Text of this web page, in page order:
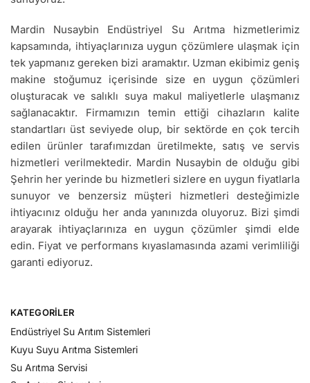
Mardin Nusaybin Endüstriyel Su Arıtma hizmetlerimiz
kapsamında, ihtiyaçlarınıza uygun çözümlere ulaşmak için
tek yapmanız gereken bizi aramaktır. Uzman ekibimiz geniş
makine stoğumuz içerisinde size en uygun çözümleri
oluşturacak ve salıklı suya makul maliyetlerle ulaşmanız
sağlanacaktır. Firmamızın temin ettiği cihazların kalite
standartları üst seviyede olup, bir sektörde en çok tercih
edilen ürünler tarafımızdan üretilmekte, satış ve servis
hizmetleri verilmektedir. Mardin Nusaybin de olduğu gibi
Şehrin her yerinde bu hizmetleri sizlere en uygun fiyatlarla
sunuyor ve benzersiz müşteri hizmetleri desteğimizle
ihtiyacınız olduğu her anda yanınızda oluyoruz. Bizi şimdi
arayarak ihtiyaçlarınıza en uygun çözümler şimdi elde
edin. Fiyat ve performans kıyaslamasında azami verimliliği
garanti ediyoruz.
KATEGORILER
Endüstriyel Su Arıtım Sistemleri
Kuyu Suyu Arıtma Sistemleri
Su Arıtma Servisi